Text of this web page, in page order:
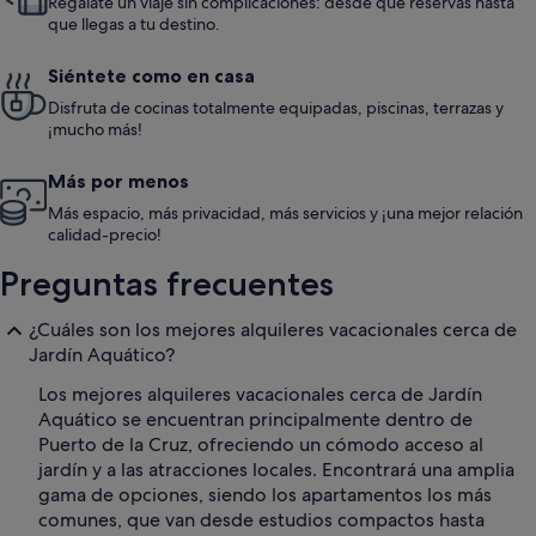
que llegas a tu destino.
Siéntete como en casa
Disfruta de cocinas totalmente equipadas, piscinas, terrazas y
¡mucho más!
Más por menos
Más espacio, más privacidad, más servicios y ¡una mejor relación
calidad-precio!
Preguntas frecuentes
¿Cuáles son los mejores alquileres vacacionales cerca de
Jardín Aquático?
Los mejores alquileres vacacionales cerca de Jardín
Aquático se encuentran principalmente dentro de
Puerto de la Cruz, ofreciendo un cómodo acceso al
jardín y a las atracciones locales. Encontrará una amplia
gama de opciones, siendo los apartamentos los más
comunes, que van desde estudios compactos hasta